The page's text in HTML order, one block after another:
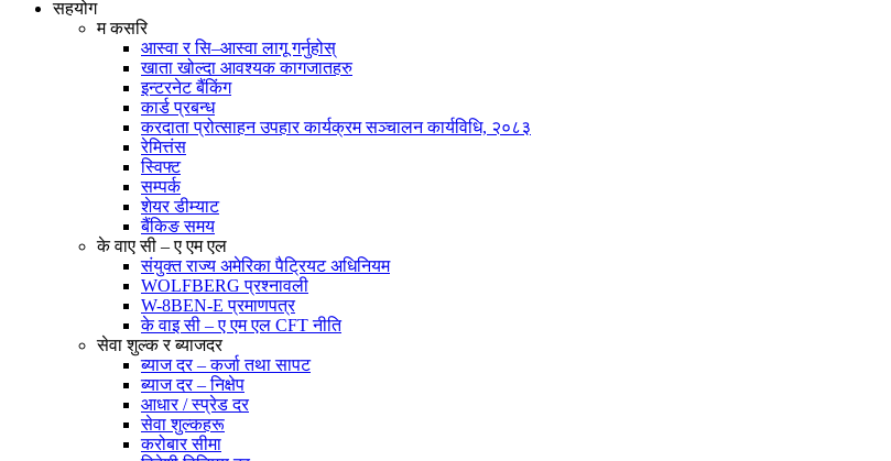
सहयोग
म कसरि
आस्वा र सि–आस्वा लागू गर्नुहोस्
खाता खोल्दा आवश्यक कागजातहरु
इन्टरनेट बैंकिंग
कार्ड प्रबन्ध
करदाता प्रोत्साहन उपहार कार्यक्रम सञ्चालन कार्यविधि, २०८३
रेमित्तंस
स्विफ्ट
सम्पर्क
शेयर डीम्याट
बैंकिङ समय
के वाए सी – ए एम एल
संयुक्त राज्य अमेरिका पैट्रियट अधिनियम
WOLFBERG प्रश्नावली
W-8BEN-E प्रमाणपत्र
के वाइ सी – ए एम एल CFT नीति
सेवा शुल्क र ब्याजदर
ब्याज दर – कर्जा तथा सापट
ब्याज दर – निक्षेप
आधार / स्प्रेड दर
सेवा शुल्कहरू
करोबार सीमा